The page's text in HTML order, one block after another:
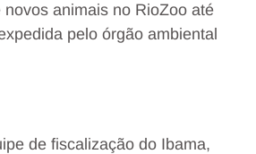
animais no RioZoo até
pelo órgão ambiental
de fiscalização do Ibama,